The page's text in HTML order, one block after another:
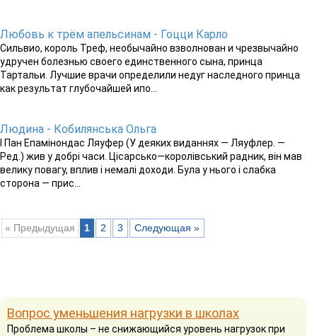
Любовь к трём апельсинам - Гоцци Карло
Сильвио, король Треф, необычайно взволнован и чрезвычайно
удручен болезнью своего единственного сына, принца
Тартальи. Лучшие врачи определили недуг наследного принца
как результат глубочайшей ипо...
Людина - Кобилянська Ольга
І Пан Епамінондас Ляуфер (У деяких виданнях — Ляуфлер. —
Ред.) жив у добрі часи. Цісарсько—королівський радник, він мав
велику повагу, вплив і немалі доходи. Була у нього і слабка
сторона — прис...
« Предыдущая 1 2 3 Следующая »
Вопрос уменьшения нагрузки в школах
Проблема школы – не снижающийся уровень нагрузок при